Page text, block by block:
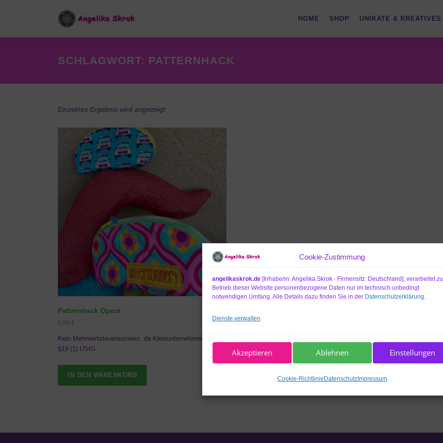
Cookie-Zustimmung
angelikaskrok.de [Inhaberin: Angelika Skrok · Firmensitz: Deutschland], verarbeitet
Betrieb dieser Website personenbezogene Daten nur im technisch unbedingt
notwendigen Umfang. Alle Details dazu finden Sie in der Datenschutzerklärung
Dienste verwalten
Akzeptieren Ablehnen Einstellungen
Cookie-RichtlinieDatenschutzImpressum
HOME SHOP UNIKATE & KREATIVES
SCHLAGWORT: PATTERNHACK
Einzelnes Ergebnis wird angezeigt
Patternhack Opera
0,00 €
Kein Mehrwertsteuerausweis, da Kleinunternehmer nach
§19 (1) UStG.
IN DEN WARENKORB